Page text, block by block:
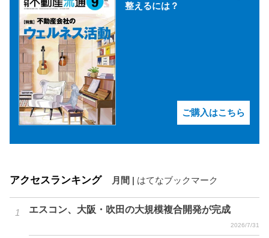
整えるには？
ご購入はこちら
アクセスランキング 月間 | はてなブックマーク
エスコン、大阪・吹田の大規模複合開発が完成
2026/7/31